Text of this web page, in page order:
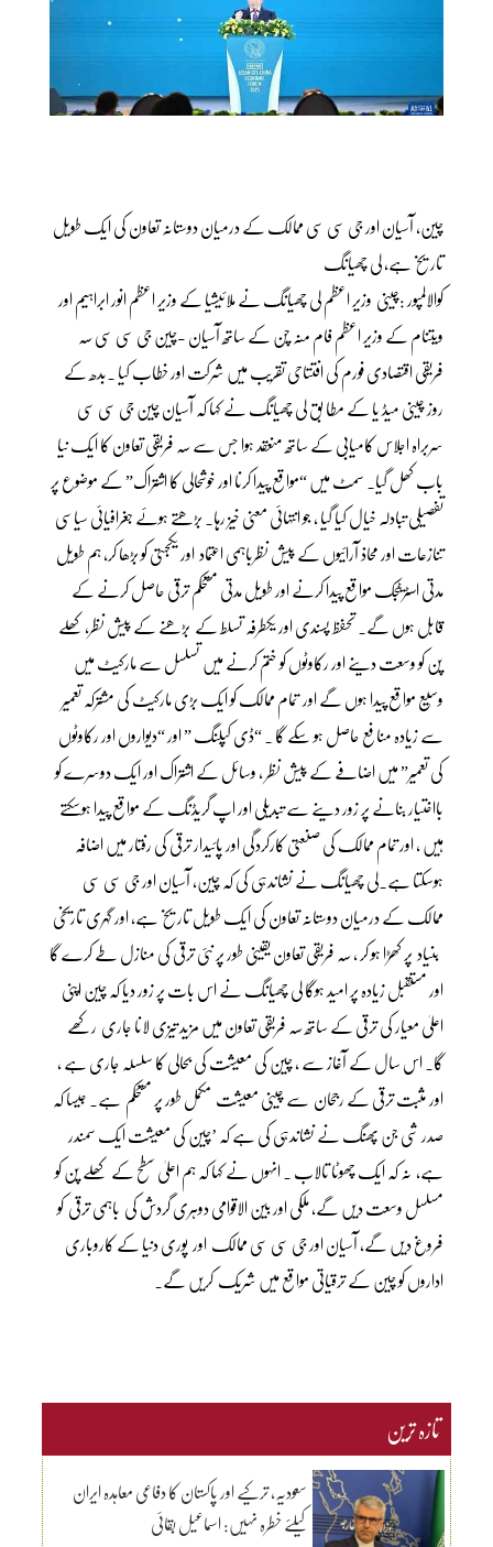
چین، آسیان اور جی سی سی ممالک کے درمیان دوستانہ تعاون کی ایک طویل
تاریخ ہے، لی چھیانگ
کوالالمپور :چینی وزیر اعظم لی چھیانگ نے ملائیشیا کے وزیر اعظم انور ابراہیم اور
ویتنام کے وزیر اعظم فام منہ چن کے ساتھ آسیان -چین جی سی سی سہ
فریقی اقتصادی فورم کی افتتاحی تقریب میں شرکت اور خطاب کیا ۔بدھ کے
روز چینی میڈ یا کے مطا بق لی چھیانگ نے کہا کہ آسیان چین جی سی سی
سربراہ اجلاس کامیابی کے ساتھ منعقد ہوا جس سے سہ فریقی تعاون کا ایک نیا
باب کھل گیا۔ سمٹ میں “مواقع پیدا کرنا اور خوشحالی کا اشتراک” کے موضوع پر
تفصیلی تبادلہ خیال کیا گیا ، جو انتہائی معنی خیز رہا۔ بڑھتے ہوئے جغرافیائی سیاسی
تنازعات اور محاذ آرائیوں کے پیش نظرباہمی اعتماد اور یکجہتی کو بڑھا کر، ہم طویل
مدتی اسٹریٹجک مواقع پیدا کرنے اور طویل مدتی مستحکم ترقی حاصل کرنے کے
قابل ہوں گے. تحفظ پسندی اور یکطرفہ تسلط کے بڑھنے کے پیش نظر، کھلے
پن کو وسعت دینے اور رکاوٹوں کو ختم کرنے میں تسلسل سے مارکیٹ میں
وسیع مواقع پیدا ہوں گے اور تمام ممالک کو ایک بڑی مارکیٹ کی مشترکہ تعمیر
سے زیادہ منافع حاصل ہو سکے گا ۔ “ڈی کپلنگ ” اور “دیواروں اور رکاوٹوں
کی تعمیر” میں اضافے کے پیش نظر ، وسائل کے اشتراک اور ایک دوسرے کو
بااختیار بنانے پر زور دینے سے تبدیلی اور اپ گریڈنگ کے مواقع پیدا ہوسکتے
ہیں ، اور تمام ممالک کی صنعتی کارکردگی اور پائیدار ترقی کی رفتار میں اضافہ
ہوسکتا ہے۔لی چھیانگ نے نشاندہی کی کہ چین، آسیان اور جی سی سی
ممالک کے درمیان دوستانہ تعاون کی ایک طویل تاریخ ہے، اور گہری تاریخی
بنیاد پر کھڑا ہو کر ، سہ فریقی تعاون یقینی طور پر نئی ترقی کی منازل طے کرے گا
اور مستقبل زیادہ پر امید ہوگا لی چھیانگ نے اس بات پر زور دیا کہ چین اپنی
اعلیٰ معیار کی ترقی کے ساتھ سہ فریقی تعاون میں مزید تیزی لانا جاری رکھے
گا۔ اس سال کے آغاز سے ، چین کی معیشت کی بحالی کا سلسلہ جاری ہے ،
اور مثبت ترقی کے رجحان سے چینی معیشت مکمل طور پر مستحکم ہے۔ جیسا کہ
صدر شی جن پھنگ نے نشاندہی کی ہے کہ ’چین کی معیشت ایک سمندر
ہے، نہ کہ ایک چھوٹا تالاب ۔ انہوں نے کہا کہ ہم اعلیٰ سطح کے کھلے پن کو
مسلسل وسعت دیں گے، ملکی اور بین الاقوامی دوہری گردش کی باہمی ترقی کو
فروغ دیں گے، آسیان اور جی سی سی ممالک اور پوری دنیا کے کاروباری
اداروں کو چین کے ترقیاتی مواقع میں شریک کریں گے۔
تازہ ترین
سعودیہ، ترکیے اور پاکستان کا دفاعی معاہدہ ایران
کیلئے خطرہ نہیں: اسماعیل بقائی